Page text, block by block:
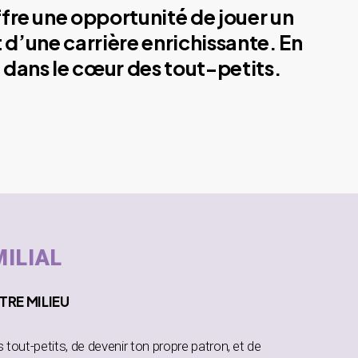
une opportunité de jouer un
carrière enrichissante. En
dans le cœur des tout-petits.
MILIEU
tout-petits, de devenir ton propre patron, et de